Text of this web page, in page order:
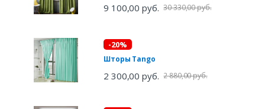
9 100,00 руб. 30 330,00 руб.
-20%
Шторы Tango
2 300,00 руб. 2 880,00 руб.